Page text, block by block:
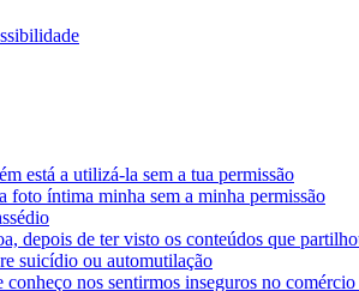
está a utilizá-la sem a tua permissão
foto íntima minha sem a minha permissão
depois de ter visto os conteúdos que
suicídio ou automutilação
nos sentirmos inseguros no comércio